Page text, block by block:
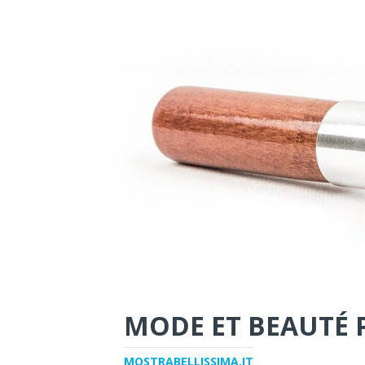
MODE ET BEAUTÉ
MOSTRABELLISSIMA.IT